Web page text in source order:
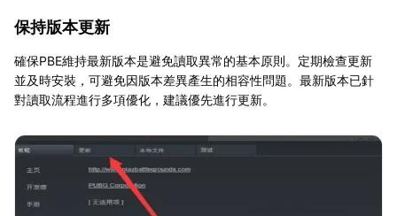
保持版本更新
確保PBE維持最新版本是避免讀取異常的基本原則。定期檢查更新
並及時安裝，可避免因版本差異產生的相容性問題。最新版本已針
對讀取流程進行多項優化，建議優先進行更新。